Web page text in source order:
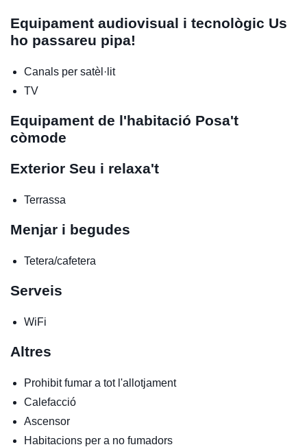
Equipament audiovisual i tecnològic Us
ho passareu pipa!
Canals per satèl·lit
TV
Equipament de l'habitació Posa't
còmode
Exterior Seu i relaxa't
Terrassa
Menjar i begudes
Tetera/cafetera
Serveis
WiFi
Altres
Prohibit fumar a tot l'allotjament
Calefacció
Ascensor
Habitacions per a no fumadors